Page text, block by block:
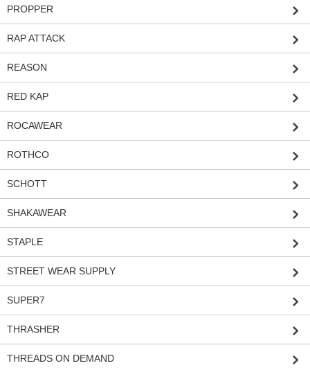
PROPPER
RAP ATTACK
REASON
RED KAP
ROCAWEAR
ROTHCO
SCHOTT
SHAKAWEAR
STAPLE
STREET WEAR SUPPLY
SUPER7
THRASHER
THREADS ON DEMAND